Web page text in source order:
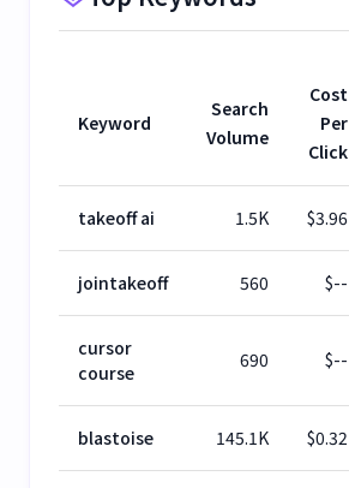
Keyword
Search
Volume
Cost
Per
Click
takeoff ai 1.5K $3.96
jointakeoff 560 $--
cursor
course
690 $--
blastoise 145.1K $0.32